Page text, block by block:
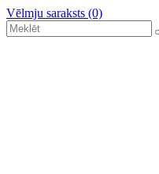
Vēlmju saraksts (0)